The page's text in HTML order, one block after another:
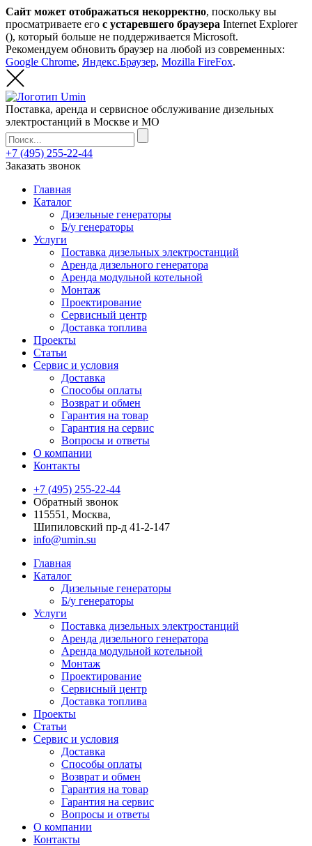
Сайт может отображаться некорректно, поскольку вы
просматриваете его с устаревшего браузера Internet Explorer
(), который больше не поддерживается Microsoft.
Рекомендуем обновить браузер на любой из современных:
Google Chrome, Яндекс.Браузер, Mozilla FireFox.
Поставка, аренда и сервисное обслуживание дизельных
электростанций в Москве и МО
+7 (495) 255-22-44
Заказать звонок
Главная
Каталог
Дизельные генераторы
Б/у генераторы
Услуги
Поставка дизельных электростанций
Аренда дизельного генератора
Аренда модульной котельной
Монтаж
Проектирование
Сервисный центр
Доставка топлива
Проекты
Статьи
Сервис и условия
Доставка
Способы оплаты
Возврат и обмен
Гарантия на товар
Гарантия на сервис
Вопросы и ответы
О компании
Контакты
+7 (495) 255-22-44
Обратный звонок
115551, Москва,
Шипиловский пр-д 41-2-147
info@umin.su
Главная
Каталог
Дизельные генераторы
Б/у генераторы
Услуги
Поставка дизельных электростанций
Аренда дизельного генератора
Аренда модульной котельной
Монтаж
Проектирование
Сервисный центр
Доставка топлива
Проекты
Статьи
Сервис и условия
Доставка
Способы оплаты
Возврат и обмен
Гарантия на товар
Гарантия на сервис
Вопросы и ответы
О компании
Контакты